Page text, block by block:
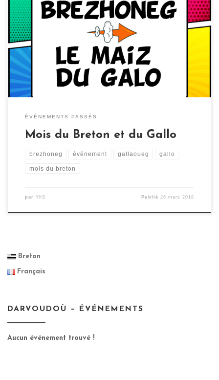
Le Mois du Breton et du Gallo a été riche en activités
diverses et variées. Retrouvez ci-dessous quelques
images des événements organisés dans les locaux de
Yezhoù ha Sevenadur pour cette édition 2018.
ÉVÉNEMENTS PASSÉS
Mois du Breton et du Gallo
brezhoneg événement gallaoueg gallo
mois du breton
par YhS Publié26 mars 2018
Breton
Français
DARVOUDOÙ – ÉVÉNEMENTS
Aucun événement trouvé !